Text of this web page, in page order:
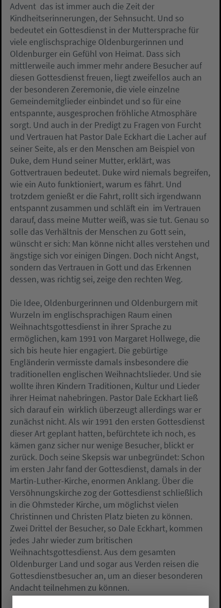
Advent  das ist immer auch die Zeit der
Kindheitserinnerungen, der Sehnsucht. Und so
bedeutet ein Gottesdienst in der Muttersprache für
viele englischsprachige Oldenburgerinnen und
Oldenburger ein Gefühl von Heimat. Dass sich
mittlerweile auch immer mehr andere Besucher auf
diesen Gottesdienst freuen, liegt zweifellos auch an
der besonderen Zeremonie, die viele einzelne
Gemeindemitglieder einbindet und so für eine
entspannte, ausgesprochen fröhliche Atmosphäre
sorgt. Und auch in der Predigt zu Fragen von Furcht
und Vertrauen hat Pastor Dale Eckhart die Lacher auf
seiner Seite, als er den Menschen am Beispiel von
Duke, dem Hund seiner Mutter, erklärt, was
Gottvertrauen bedeutet. Duke wird niemals begreifen,
wie ein Auto funktioniert, warum es fährt. Und
trotzdem genießt er die Fahrt, rollt sich irgendwann
entspannt zusammen und schläft ein  im Vertrauen
darauf, dass meine Mutter weiß, was sie tut. Genau so
solle das Verhältnis der Menschen zu Gott sein,
wünscht er sich: Man könne nicht alles verstehen und
ängstige sich vor einigen Dingen. Doch nicht Angst,
sondern das Vertrauen in Gott und das Erkennen
dessen, was richtig sei, zeige den rechten Weg.
Die Idee, Oldenburgerinnen und Oldenburgern mit
Wurzeln im englischsprachigen Raum einen
Weihnachtsgottesdienst in ihrer Sprache zu
ermöglichen, kam 1991 von Margaret Hollwege, die
sich bis heute hier engagiert. Die gebürtige
Engländerin vermisste damals insbesondere die
traditionellen englischen Weihnachtslieder. Und sie
wollte ihren Kindern Traditionen, Kultur und Lieder
ihrer Heimat nahebringen. Pastor Dale Eckhart ließ
sich darauf ein  wirklich überzeugt allerdings war er
zunächst nicht. Als wir 1991 den ersten Gottesdienst
dieser Art geplant hatten, befürchtete ich noch, es
kämen ganz sicher nur wenige Besucher, blickt er
zurück. Doch seine Skepsis war unbegründet: Schon
im ersten Jahr fand der Gottesdienst, damals in der
Martin-Luther-Kirche, enormen Anklang. Über die
Versöhnungskirche zog der Gottesdienst schließlich
in die Ohmsteder Kirche, um möglichst vielen
Christinnen und Christen Platz bieten zu können.
Zwei Drittel der Besucher, so Dale Eckhart, kommen
jedes Jahr wieder zum britischen
Weihnachtsgottesdienst. Aus dem gesamten
Oldenburger Land und sogar aus Verden reisen die
Gottesdienstbesucher an, um an dieser besonderen
Andacht teilnehmen zu können.